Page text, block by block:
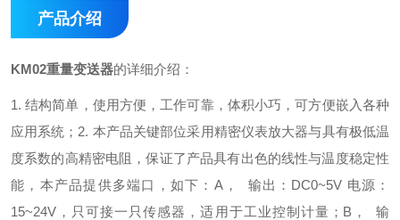
产品介绍
KM02重量变送器的详细介绍：
1. 结构简单，使用方便，工作可靠，体积小巧，可方便嵌入各种
应用系统； 2. 本产品关键部位采用精密仪表放大器与具有极低温
度系数的高精密电阻，保证了产品具有出色的线性与温度稳定性
能，本产品提供多端口，如下： A， 输出：DC0~5V 电源：
15~24V，只可接一只传感器，适用于工业控制计量； B， 输